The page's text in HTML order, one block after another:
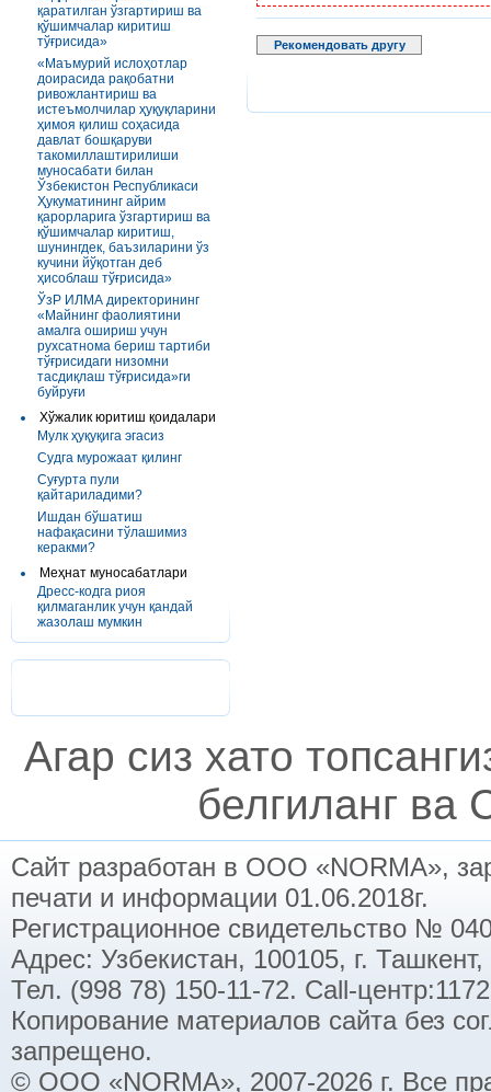
қаратилган ўзгартириш ва
қўшимчалар киритиш
тўғрисида»
«Маъмурий ислоҳотлар
доирасида рақобатни
ривожлантириш ва
истеъмолчилар ҳуқуқларини
ҳимоя қилиш соҳасида
давлат бошқаруви
такомиллаштирилиши
муносабати билан
Ўзбекистон Республикаси
Ҳукуматининг айрим
қарорларига ўзгартириш ва
қўшимчалар киритиш,
шунингдек, баъзиларини ўз
кучини йўқотган деб
ҳисоблаш тўғрисида»
ЎзР ИЛМА директорининг
«Майнинг фаолиятини
амалга ошириш учун
рухсатнома бериш тартиби
тўғрисидаги низомни
тасдиқлаш тўғрисида»ги
буйруғи
Хўжалик юритиш қоидалари
Мулк ҳуқуқига эгасиз
Судга мурожаат қилинг
Суғурта пули
қайтариладими?
Ишдан бўшатиш
нафақасини тўлашимиз
керакми?
Меҳнат муносабатлари
Дресс-кодга риоя
қилмаганлик учун қандай
жазолаш мумкин
Рекомендовать другу
Агар сиз хато
белгиланг ва
Сайт разработан в ООО «NORMA»,
печати и информации 01.06.2018г.
Регистрационное свидетельство №
Адрес: Узбекистан, 100105, г.
Тел. (998 78) 150-11-72. Call-
Копирование материалов сайта без
запрещено.
© ООО «NORMA», 2007-2026 г. Все